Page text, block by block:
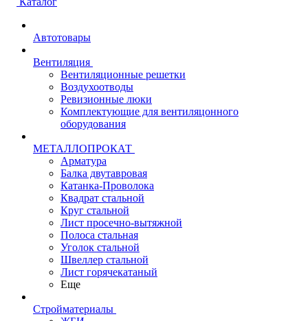
Автотовары
Вентиляция
Вентиляционные решетки
Воздухоотводы
Ревизионные люки
Комплектующие для вентиляцонного
оборудования
МЕТАЛЛОПРОКАТ
Арматура
Балка двутавровая
Катанка-Проволока
Квадрат стальной
Круг стальной
Лист просечно-вытяжной
Полоса стальная
Уголок стальной
Швеллер стальной
Лист горячекатаный
Еще
Стройматериалы